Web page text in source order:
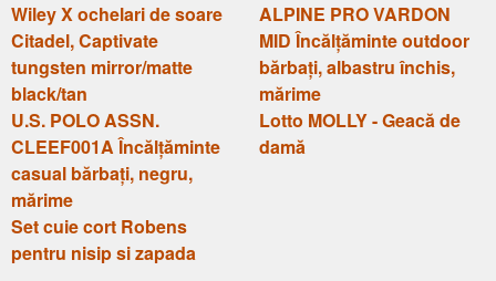
Wiley X ochelari de soare
Citadel, Captivate
tungsten mirror/matte
black/tan
ALPINE PRO VARDON
MID Încălțăminte outdoor
bărbați, albastru închis,
mărime
U.S. POLO ASSN.
CLEEF001A Încălțăminte
casual bărbați, negru,
mărime
Lotto MOLLY - Geacă de
damă
Set cuie cort Robens
pentru nisip si zapada